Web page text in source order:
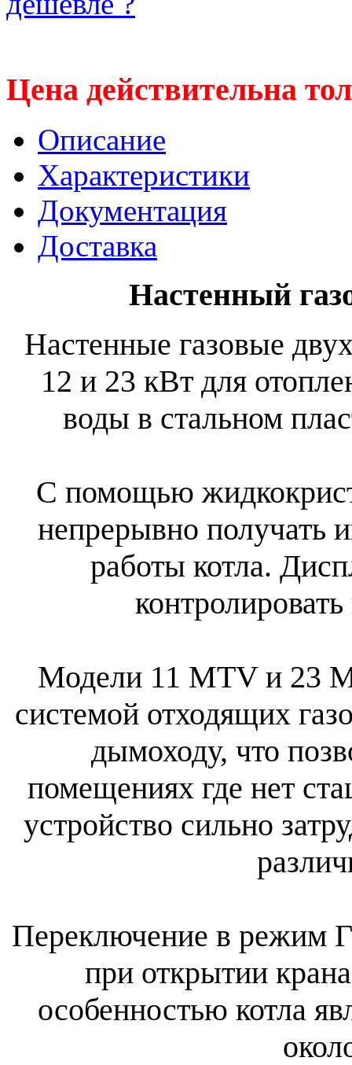
Цена действительна
Описание
Характеристики
Документация
Доставка
Настенный
Настенные газовые
12 и 23 кВт для
воды в стальном
С помощью
непрерывно
работы котла.
Модели 11 MTV и 23
системой отходящих
дымоходу, что
помещениях где нет
устройство сильно
Переключение в режим
при открытии
особенностью котла